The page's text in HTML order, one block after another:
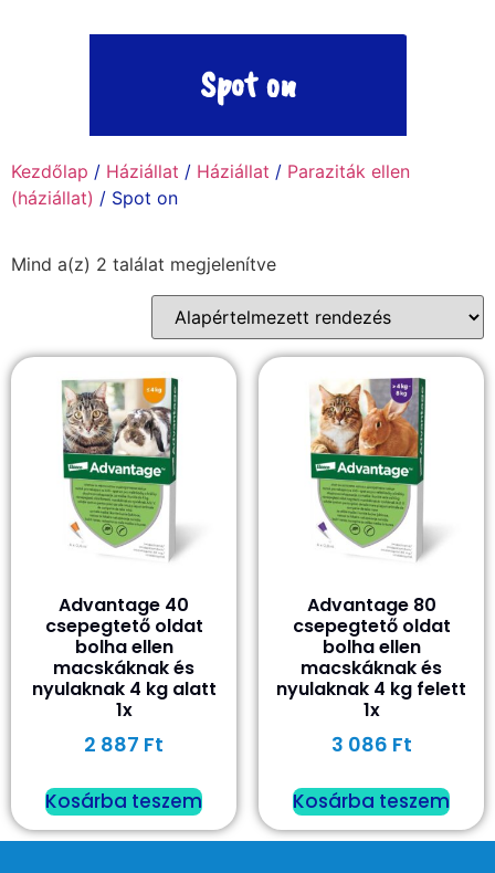
Spot on
Kezdőlap / Háziállat / Háziállat / Paraziták ellen
(háziállat) / Spot on
Mind a(z) 2 találat megjelenítve
Advantage 40
csepegtető oldat
bolha ellen
macskáknak és
nyulaknak 4 kg alatt
1x
2 887 Ft
Kosárba teszem
Advantage 80
csepegtető oldat
bolha ellen
macskáknak és
nyulaknak 4 kg felett
1x
3 086 Ft
Kosárba teszem